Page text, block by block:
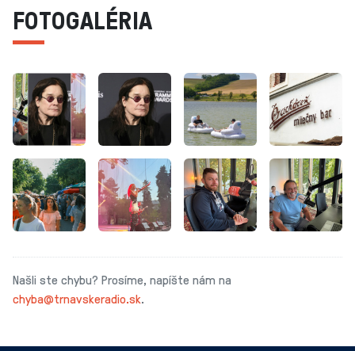
FOTOGALÉRIA
Našli ste chybu? Prosíme, napíšte nám na
chyba@trnavskeradio.sk.